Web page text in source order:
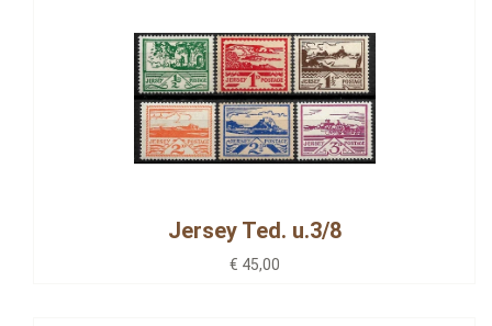
Jersey Ted. u.3/8
€ 45,00